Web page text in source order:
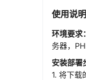
使用说明
环境要求：
务器，
安装部署
1. 将下